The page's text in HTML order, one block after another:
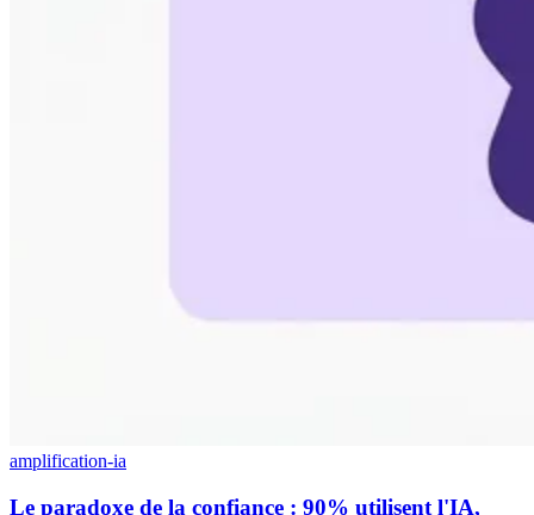
amplification-ia
Le paradoxe de la confiance : 90% utilisent l'IA,